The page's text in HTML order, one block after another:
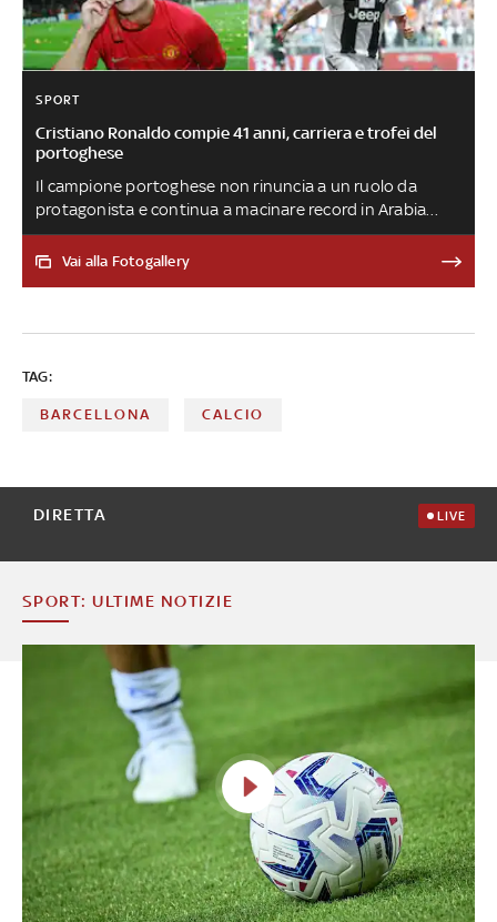
SPORT
Cristiano Ronaldo compie 41 anni, carriera e trofei del
portoghese
Il campione portoghese non rinuncia a un ruolo da
protagonista e continua a macinare record in Arabia
Saudita, coltivando il sogno del Mondiale col suo
Portogallo. Per coronare così una carriera irripetibile,
Vai alla Fotogallery
TAG:
BARCELLONA CALCIO
DIRETTA LIVE
SPORT: ULTIME NOTIZIE